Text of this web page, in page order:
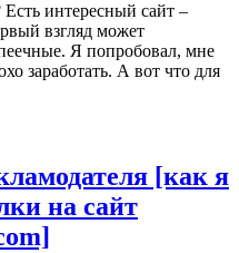
Есть интересный сайт –
взгляд может
Я попробовал, мне
заработать. А вот что для
[как я
на сайт